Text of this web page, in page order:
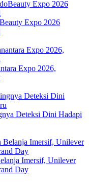
Expo 2026
Expo 2026,
Deteksi Dini Hadapi
Imersif, Unilever
Day